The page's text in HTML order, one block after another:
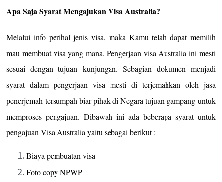
Apa Saja Syarat Mengajukan Visa Australia?
Melalui info perihal jenis visa, maka Kamu telah dapat memilih
mau membuat visa yang mana. Pengerjaan visa Australia ini mesti
sesuai dengan tujuan kunjungan. Sebagian dokumen menjadi
syarat dalam pengerjaan visa mesti di terjemahkan oleh jasa
penerjemah tersumpah biar pihak di Negara tujuan gampang untuk
memproses pengajuan. Dibawah ini ada beberapa syarat untuk
pengajuan Visa Australia yaitu sebagai berikut :
Biaya pembuatan visa
Foto copy NPWP